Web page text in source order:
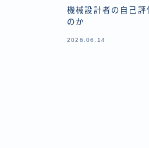
機械設計者の自己
のか
2026.06.14